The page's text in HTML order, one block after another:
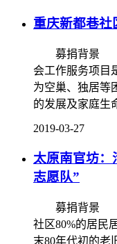
重庆新都巷社
募捐背景 重
会工作服务项目
为空巢、独居等
的发展及家庭生
2019-03-27
太原南官坊：
志愿队”
募捐背景 山
社区80%的居民
末80年代初的老